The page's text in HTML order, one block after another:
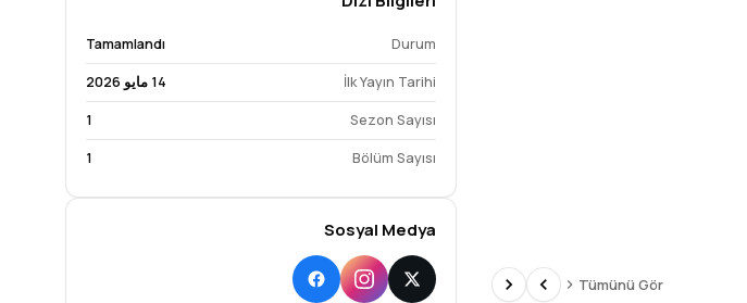
Durum
Tamamlandı
İlk Yayın Tarihi 14 مايو 2026
Sezon Sayısı
1
Bölüm Sayısı
1
Sosyal Medya
Tümünü Gör